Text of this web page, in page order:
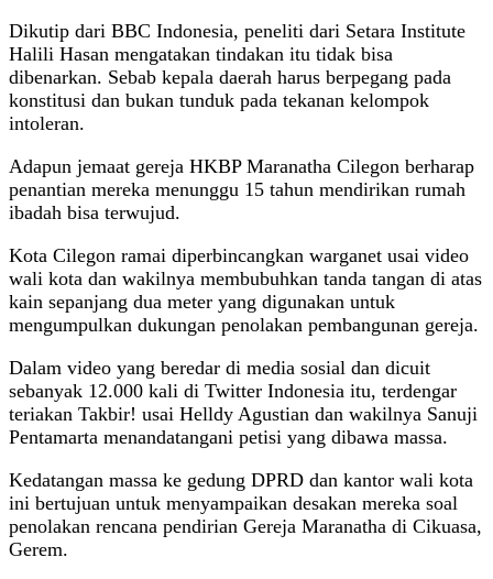
Dikutip dari BBC Indonesia, peneliti dari Setara Institute
Halili Hasan mengatakan tindakan itu tidak bisa
dibenarkan. Sebab kepala daerah harus berpegang pada
konstitusi dan bukan tunduk pada tekanan kelompok
intoleran.
Adapun jemaat gereja HKBP Maranatha Cilegon berharap
penantian mereka menunggu 15 tahun mendirikan rumah
ibadah bisa terwujud.
Kota Cilegon ramai diperbincangkan warganet usai video
wali kota dan wakilnya membubuhkan tanda tangan di atas
kain sepanjang dua meter yang digunakan untuk
mengumpulkan dukungan penolakan pembangunan gereja.
Dalam video yang beredar di media sosial dan dicuit
sebanyak 12.000 kali di Twitter Indonesia itu, terdengar
teriakan Takbir! usai Helldy Agustian dan wakilnya Sanuji
Pentamarta menandatangani petisi yang dibawa massa.
Kedatangan massa ke gedung DPRD dan kantor wali kota
ini bertujuan untuk menyampaikan desakan mereka soal
penolakan rencana pendirian Gereja Maranatha di Cikuasa,
Gerem.